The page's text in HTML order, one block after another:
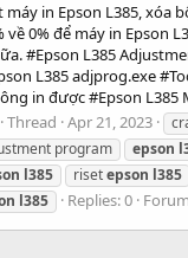
máy in Epson L385, xóa
về 0% để máy in Epson
#Epson L385
L385 adjprog.exe
in được #Epson L385
Thread Apr 21, 2023
program epson
l385 risetepson l385
l385 Replies: 0